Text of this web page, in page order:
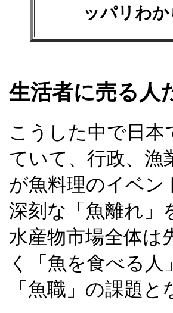
ッパリわ
生活者に売る人
こうした中で日本
ていて、行政、漁
が魚料理のイベン
深刻な「魚離れ」
水産物市場全体は
く「魚を食べる
「魚職」の課題